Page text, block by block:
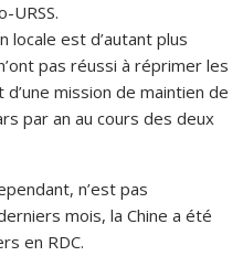
URSS.
locale est d’autant plus
pas réussi à réprimer les
mission de maintien de
par an au cours des deux
n’est pas
mois, la Chine a été
en RDC.